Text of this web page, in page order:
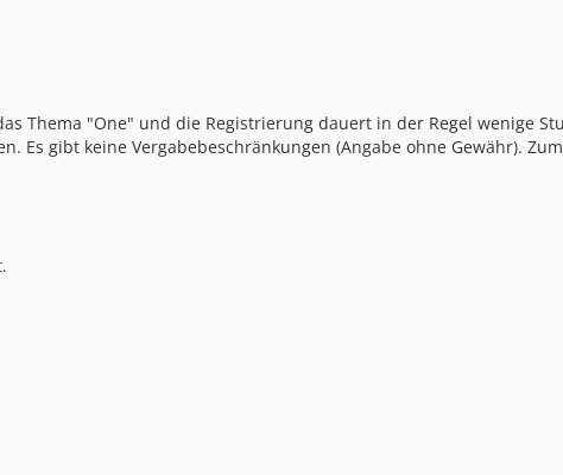
Thema "One" und die Registrierung dauert in der Regel wenige
gibt keine Vergabebeschränkungen (Angabe ohne Gewähr).